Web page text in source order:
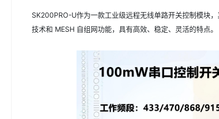
SK200PRO-U作为一款工业级远程无线单路开关控制模块
技术和 MESH 自组网功能，具有高效、稳定、灵活的特点。